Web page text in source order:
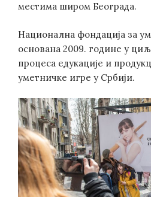
местима широм Београда.
Национална фондација за
основана 2009. године у
процеса едукације и
уметничке игре у Србији.